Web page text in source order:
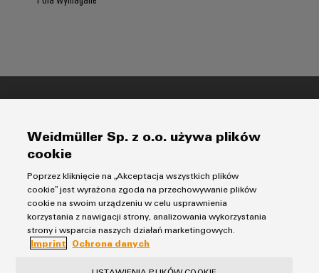
Wodór
Wodór
technologia
transformacji
Praktyczna
technika
połączeń
elektrycznych
dla Twojego
Imprint
Weidmüller Sp. z o.o.
ul. Ogrodowa 58
00-876 Warszawa
+48 22 510 09 40
Weidmüller Sp. z o.o. używa plików
cookie
Poprzez kliknięcie na „Akceptacja wszystkich plików
cookie” jest wyrażona zgoda na przechowywanie plików
cookie na swoim urządzeniu w celu usprawnienia
korzystania z nawigacji strony, analizowania wykorzystania
strony i wsparcia naszych działań marketingowych.
Imprint
Ochrona danych